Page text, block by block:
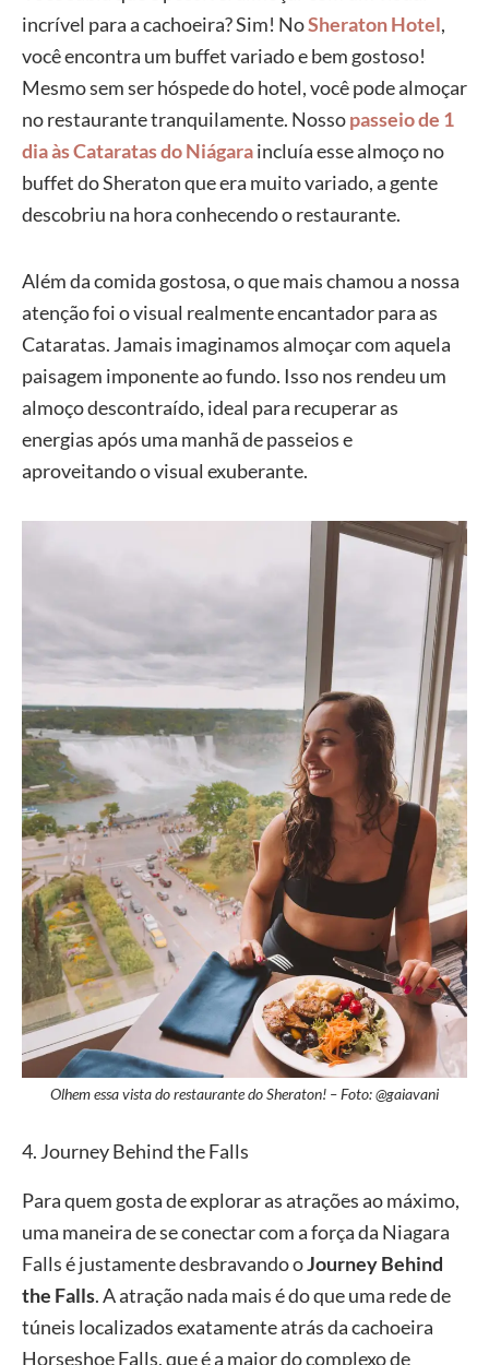
incrível para a cachoeira? Sim! NoSheraton Hotel,
você encontra um buffet variado e bem gostoso!
Mesmo sem ser hóspede do hotel, você pode almoçar
no restaurante tranquilamente. Nossopasseio de 1
dia às Cataratas do Niágaraincluía esse almoço no
buffet do Sheraton que era muito variado, a gente
descobriu na hora conhecendo o restaurante.
Além da comida gostosa, o que mais chamou a nossa
atenção foi o visual realmente encantador para as
Cataratas. Jamais imaginamos almoçar com aquela
paisagem imponente ao fundo. Isso nos rendeu um
almoço descontraído, ideal para recuperar as
energias após uma manhã de passeios e
aproveitando o visual exuberante.
Olhem essa vista do restaurante do Sheraton! – Foto: @gaiavani
4. Journey Behind the Falls
Para quem gosta de explorar as atrações ao máximo,
uma maneira de se conectar com a força da Niagara
Falls é justamente desbravando oJourney Behind
the Falls. A atração nada mais é do que uma rede de
túneis localizados exatamente atrás da cachoeira
Horseshoe Falls, que é a maior do complexo de